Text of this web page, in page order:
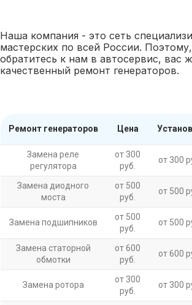
Наша компания - это сеть
мастерских по всей России.
обратитесь к нам в автосервис, вас
качественный ремонт генераторов.
Ремонт генераторов Цена
Замена реле
регулятора
от 300
руб.
от 300
Замена диодного
моста
от 500
руб.
от 500
Замена подшипников
от 500
руб.
от 500
Замена статорной
обмотки
от 600
руб.
от 600
Замена ротора
от 300
руб.
от 300